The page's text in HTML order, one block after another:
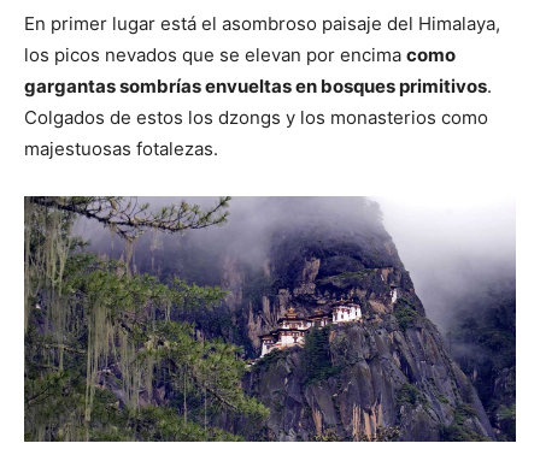
En primer lugar está el asombroso paisaje del Himalaya,
los picos nevados que se elevan por encima como
gargantas sombrías envueltas en bosques primitivos.
Colgados de estos los dzongs y los monasterios como
majestuosas fotalezas.